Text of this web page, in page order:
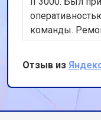
команды.
времени, и мое
Спасибо за
Отзыв из